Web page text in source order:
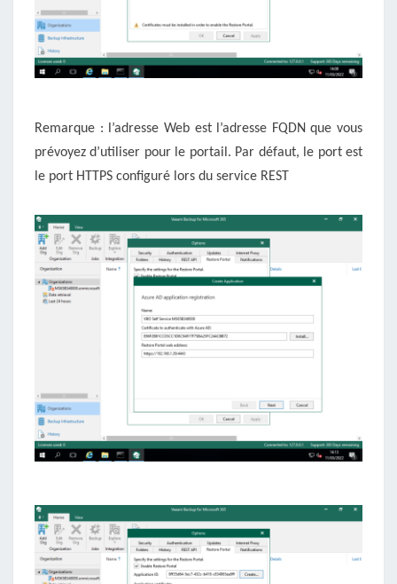
Remarque : l’adresse Web est l’adresse FQDN que vous
prévoyez d’utiliser pour le portail. Par défaut, le port est
le port HTTPS configuré lors du service REST